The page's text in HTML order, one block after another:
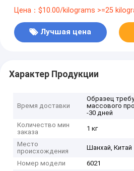
в бутылках и стеклоизделиях
Цена：$10.00/kilograms >=25
Лучшая цена
Характер Продукции
Время доставки
Образец
массового
-30 дней
Количество мин
заказа
1 кг
Место
происхождения
Шанхай, Китай
Номер модели 6021